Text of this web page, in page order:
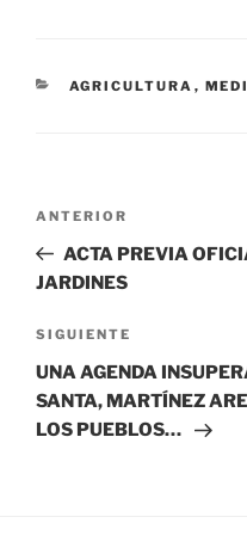
CATEGORÍAS
AGRICULTURA ,
entradas
Entrada
anterior:
ANTERIOR
ACTA PREVIA
JARDINES
Siguiente
entrada
SIGUIENTE
UNA AGENDA
SANTA, MARTÍNEZ
LOS PUEBLOS…